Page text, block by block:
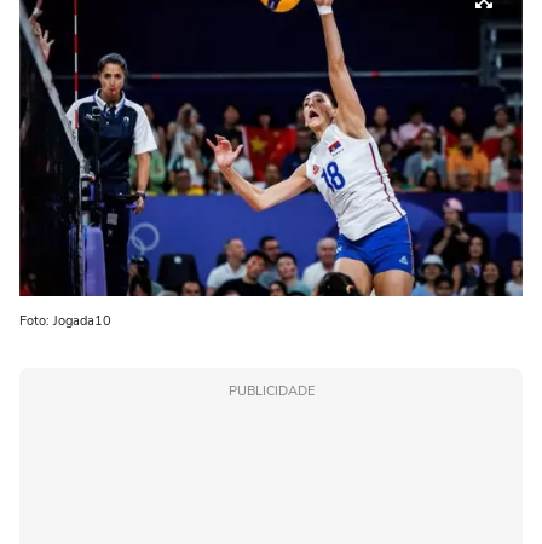
Foto: Jogada10
PUBLICIDADE